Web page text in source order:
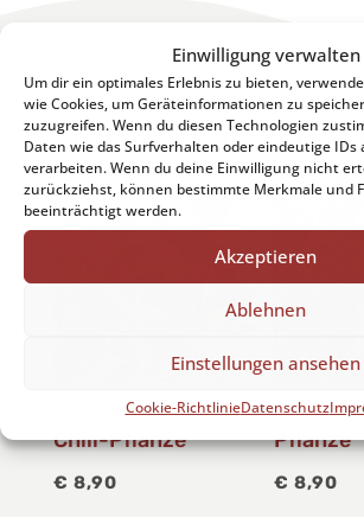
Einwilligung verwalten
Um dir ein optimales Erlebnis zu bieten,
wie Cookies, um Geräteinformationen zu
zuzugreifen. Wenn du diesen Technologien
Daten wie das Surfverhalten oder eindeutige IDs
verarbeiten. Wenn du deine Einwilligung nicht
zurückziehst, können bestimmte Merkmale und
beeinträchtigt werden.
Akzeptieren
Ablehnen
Einstellungen ansehen
Cookie-RichtlinieDatenschutz
Auf die Chilis ...
Bolivian Rainbow
Chili-Pflanze
€ 8,90
Ají
Pflanze
€ 8,90